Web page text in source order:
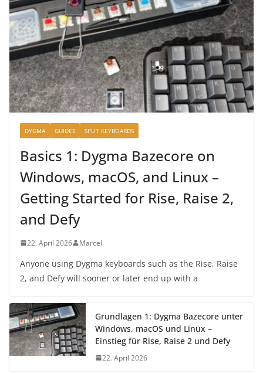
DYGMA GUIDES SPLIT KEYBOARDS
Basics 1: Dygma Bazecore on
Windows, macOS, and Linux –
Getting Started for Rise, Raise 2,
and Defy
22. April 2026 Marcel
Anyone using Dygma keyboards such as the Rise, Raise
2, and Defy will sooner or later end up with a
Grundlagen 1: Dygma Bazecore unter
Windows, macOS und Linux –
Einstieg für Rise, Raise 2 und Defy
22. April 2026